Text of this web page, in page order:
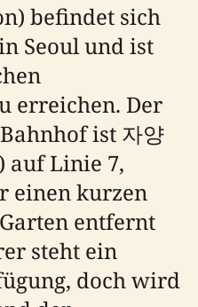
befindet sich
Seoul und ist
erreichen. Der
ist 자양
auf Linie 7,
einen kurzen
entfernt
steht ein
doch wird